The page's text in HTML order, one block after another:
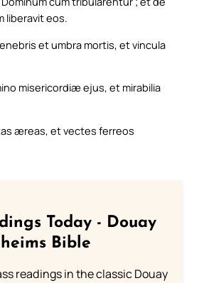
liberavit eos.
et umbra mortis, et vincula
misericordiæ ejus, et mirabilia
æreas, et vectes ferreos
Today - Douay
Bible
readings in the classic Douay